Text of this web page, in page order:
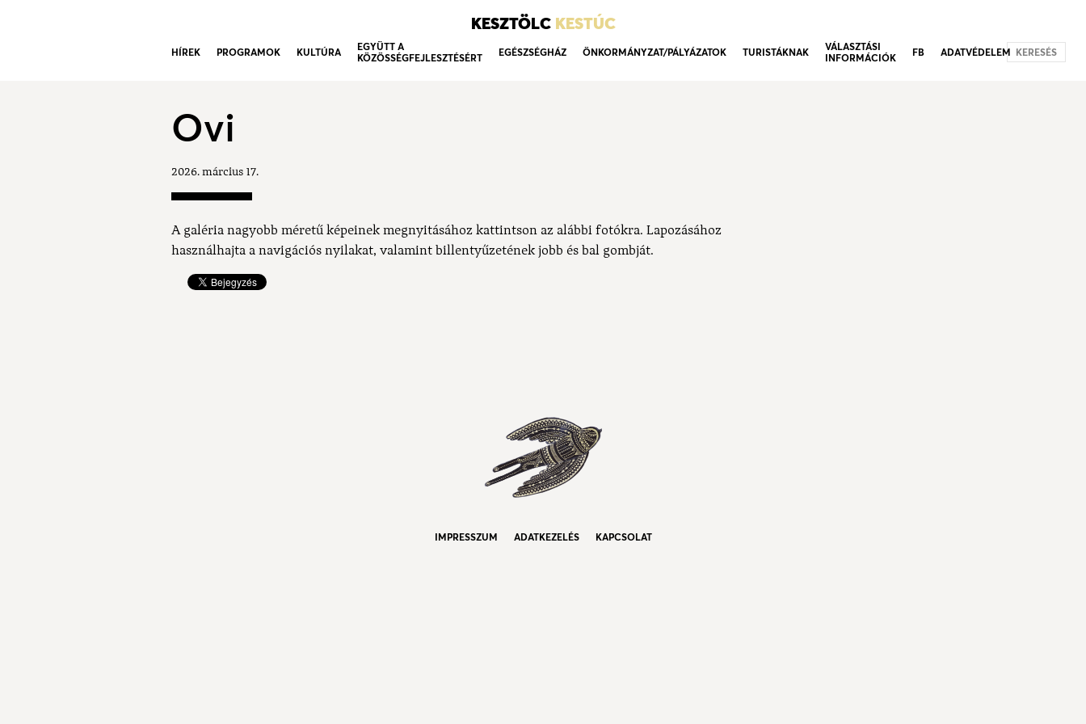
KESZTÖLC KESTÚC
HÍREK PROGRAMOK KULTÚRA
EGYÜTT A
KÖZÖSSÉGFEJLESZTÉSÉRT
EGÉSZSÉGHÁZ ÖNKORMÁNYZAT/PÁLYÁZATOK TURISTÁKNAK
VÁLASZTÁSI
INFORMÁCIÓK
FB ADATVÉDELEM KERESÉS
Ovi
2026. március 17.
A galéria nagyobb méretű képeinek megnyitásához kattintson az alábbi fotókra. Lapozásához
használhajta a navigációs nyilakat, valamint billentyűzetének jobb és bal gombját.
IMPRESSZUM ADATKEZELÉS KAPCSOLAT